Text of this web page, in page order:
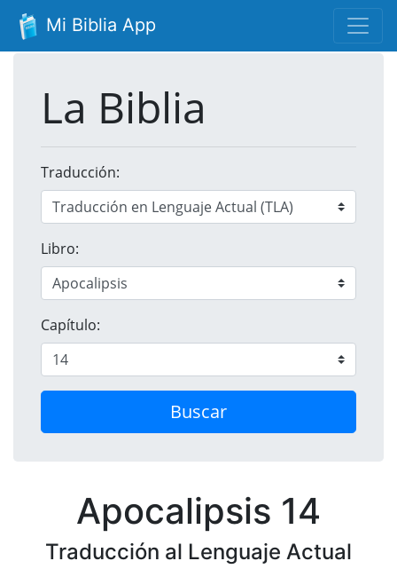
Mi Biblia App
La Biblia
Traducción:
Libro:
Capítulo:
Buscar
Apocalipsis 14
Traducción al Lenguaje Actual